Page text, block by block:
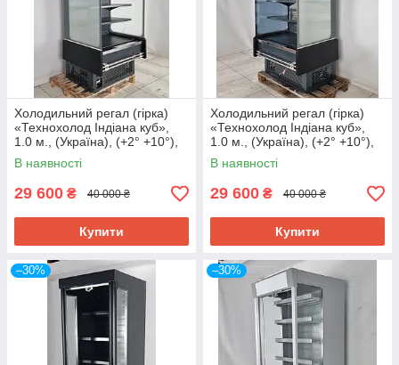
Холодильний регал (гірка)
«Технохолод Індіана куб»,
1.0 м., (Україна), (+2° +10°),
Б/у
В наявності
29 600 ₴ 40 000 ₴
Купити
Холодильний регал (гірка)
«Технохолод Індіана куб»,
1.0 м., (Україна), (+2° +10°),
Б/у
В наявності
29 600 ₴ 40 000 ₴
Купити
–30% –30%